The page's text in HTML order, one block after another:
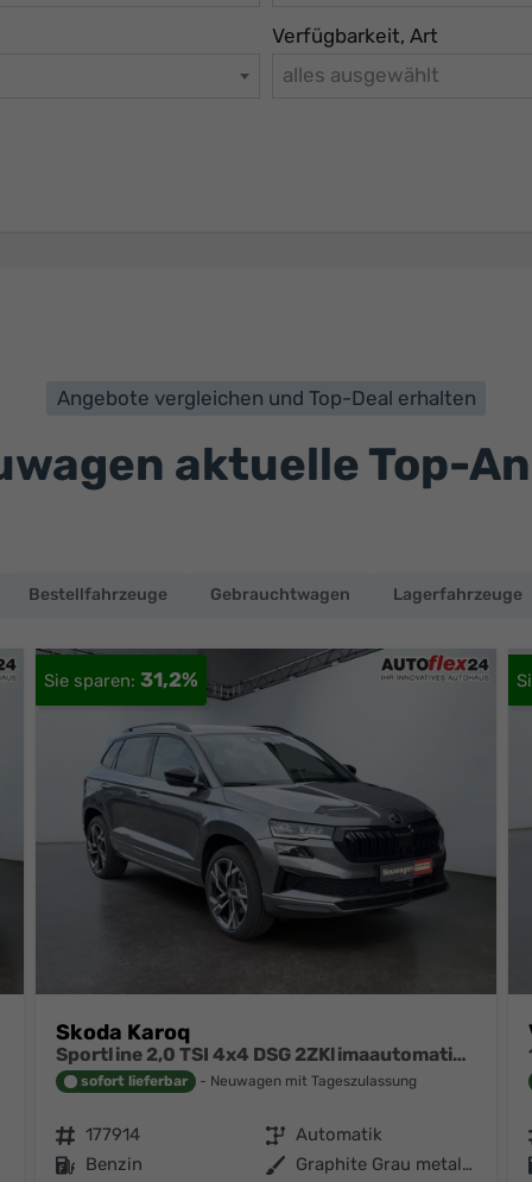
Verfügbarkeit, Art
alles ausgewählt
Angebote vergleichen und Top-Deal erhalten
aktuelle Top-
Bestellfahrzeuge Gebrauchtwagen Lagerfahrzeuge
31,2%
Skoda Karoq
Sportline 2,0 TSI 4x4 DSG 2ZKlimaautomatik Canton Anhängerkupplung Totewinkel Assistent 2 x Einparkhilfe Kamera 19 Zoll Felgen adaptiver Tempomat 5J Garantie
sofort lieferbar Neuwagen mit Tageszulassung
Fahrzeugnr. 177914 Getriebe Automatik
Kraftstoff Benzin Außenfarbe
Graphite Grau metallic